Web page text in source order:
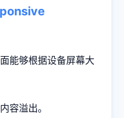
能够根据设备屏幕大
容溢出。